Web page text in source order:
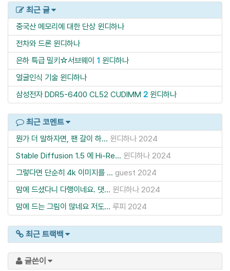
최근 글
중국산 메모리에 대한 단상 윈디하나
전차와 드론 윈디하나
은하 특급 밀키☆서브웨이 1 윈디하나
얼굴인식 기술 윈디하나
삼성전자 DDR5-6400 CL52 CUDIMM 2 윈디하나
최근 코멘트
뭔가 더 말하자면, 팬 갈이 하... 윈디하나 2024
Stable Diffusion 1.5 에 Hi-Re... 윈디하나 2024
그렇다면 단순히 4k 이미지를 ... guest 2024
맘에 드셨다니 다행이네요. 댓... 윈디하나 2024
맘에 드는 그림이 많네요 저도... 루피 2024
최근 트랙백
글쓴이